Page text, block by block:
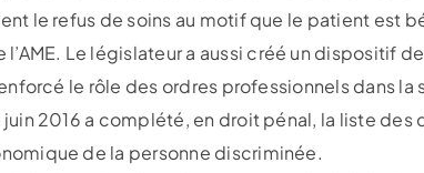
le refus de soins au motif que le patient est
Le législateur a aussi créé un dispositif
le rôle des ordres professionnels dans
2016 a complété, en droit pénal, la liste
de la personne discriminée.